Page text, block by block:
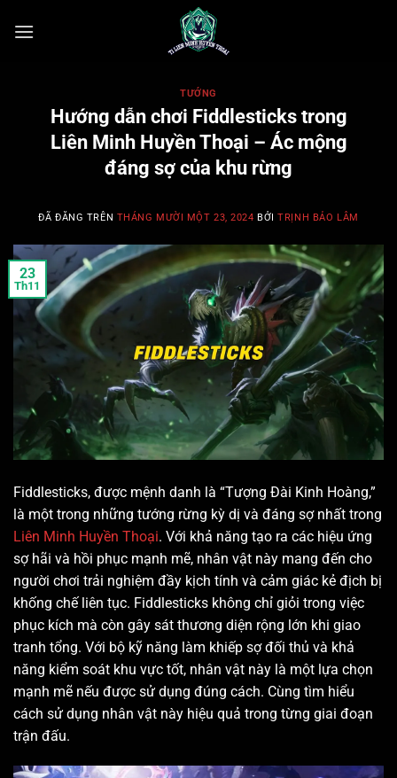
đến
TƯỚNG
Hướng dẫn chơi Fiddlesticks trong
Liên Minh Huyền Thoại – Ác mộng
đáng sợ của khu rừng
ĐÃ ĐĂNG TRÊN THÁNG MƯỜI MỘT 23, 2024 BỞITRỊNH BẢO LÂM
23
Th11
Fiddlesticks, được mệnh danh là “Tượng Đài Kinh Hoàng,”
là một trong những tướng rừng kỳ dị và đáng sợ nhất trong
Liên Minh Huyền Thoại. Với khả năng tạo ra các hiệu ứng
sợ hãi và hồi phục mạnh mẽ, nhân vật này mang đến cho
người chơi trải nghiệm đầy kịch tính và cảm giác kẻ địch bị
khống chế liên tục. Fiddlesticks không chỉ giỏi trong việc
phục kích mà còn gây sát thương diện rộng lớn khi giao
tranh tổng. Với bộ kỹ năng làm khiếp sợ đối thủ và khả
năng kiểm soát khu vực tốt, nhân vật này là một lựa chọn
mạnh mẽ nếu được sử dụng đúng cách. Cùng tìm hiểu
cách sử dụng nhân vật này hiệu quả trong từng giai đoạn
trận đấu.